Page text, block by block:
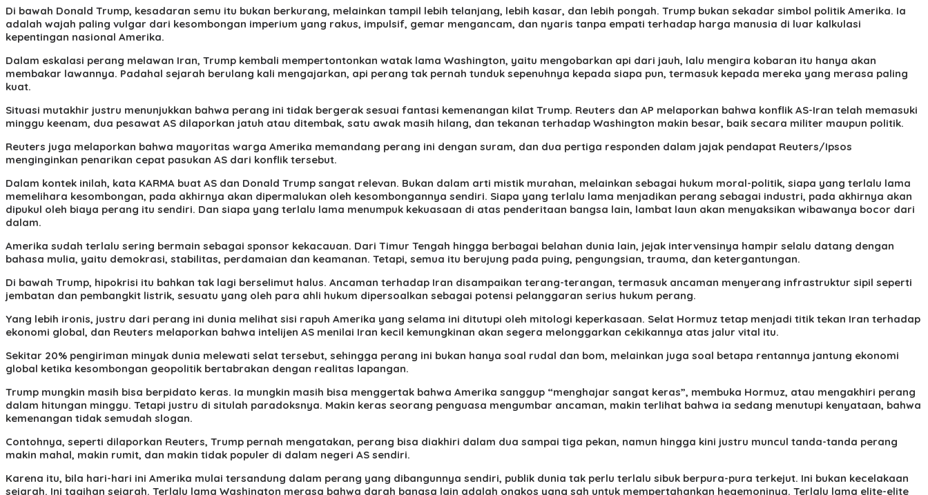
Di bawah Donald Trump, kesadaran semu itu bukan berkurang, melainkan tampil lebih telanjang, lebih kasar, dan lebih pongah. Trump bukan sekadar simbol politik Amerika. Ia
adalah wajah paling vulgar dari kesombongan imperium yang rakus, impulsif, gemar mengancam, dan nyaris tanpa empati terhadap harga manusia di luar kalkulasi
kepentingan nasional Amerika.
Dalam eskalasi perang melawan Iran, Trump kembali mempertontonkan watak lama Washington, yaitu mengobarkan api dari jauh, lalu mengira kobaran itu hanya akan
membakar lawannya. Padahal sejarah berulang kali mengajarkan, api perang tak pernah tunduk sepenuhnya kepada siapa pun, termasuk kepada mereka yang merasa paling
kuat.
Situasi mutakhir justru menunjukkan bahwa perang ini tidak bergerak sesuai fantasi kemenangan kilat Trump. Reuters dan AP melaporkan bahwa konflik AS-Iran telah memasuki
minggu keenam, dua pesawat AS dilaporkan jatuh atau ditembak, satu awak masih hilang, dan tekanan terhadap Washington makin besar, baik secara militer maupun politik.
Reuters juga melaporkan bahwa mayoritas warga Amerika memandang perang ini dengan suram, dan dua pertiga responden dalam jajak pendapat Reuters/Ipsos
menginginkan penarikan cepat pasukan AS dari konflik tersebut.
Dalam kontek inilah, kata KARMA buat AS dan Donald Trump sangat relevan. Bukan dalam arti mistik murahan, melainkan sebagai hukum moral-politik, siapa yang terlalu lama
memelihara kesombongan, pada akhirnya akan dipermalukan oleh kesombongannya sendiri. Siapa yang terlalu lama menjadikan perang sebagai industri, pada akhirnya akan
dipukul oleh biaya perang itu sendiri. Dan siapa yang terlalu lama menumpuk kekuasaan di atas penderitaan bangsa lain, lambat laun akan menyaksikan wibawanya bocor dari
dalam.
Amerika sudah terlalu sering bermain sebagai sponsor kekacauan. Dari Timur Tengah hingga berbagai belahan dunia lain, jejak intervensinya hampir selalu datang dengan
bahasa mulia, yaitu demokrasi, stabilitas, perdamaian dan keamanan. Tetapi, semua itu berujung pada puing, pengungsian, trauma, dan ketergantungan.
Di bawah Trump, hipokrisi itu bahkan tak lagi berselimut halus. Ancaman terhadap Iran disampaikan terang-terangan, termasuk ancaman menyerang infrastruktur sipil seperti
jembatan dan pembangkit listrik, sesuatu yang oleh para ahli hukum dipersoalkan sebagai potensi pelanggaran serius hukum perang.
Yang lebih ironis, justru dari perang ini dunia melihat sisi rapuh Amerika yang selama ini ditutupi oleh mitologi keperkasaan. Selat Hormuz tetap menjadi titik tekan Iran terhadap
ekonomi global, dan Reuters melaporkan bahwa intelijen AS menilai Iran kecil kemungkinan akan segera melonggarkan cekikannya atas jalur vital itu.
Sekitar 20% pengiriman minyak dunia melewati selat tersebut, sehingga perang ini bukan hanya soal rudal dan bom, melainkan juga soal betapa rentannya jantung ekonomi
global ketika kesombongan geopolitik bertabrakan dengan realitas lapangan.
Trump mungkin masih bisa berpidato keras. Ia mungkin masih bisa menggertak bahwa Amerika sanggup “menghajar sangat keras”, membuka Hormuz, atau mengakhiri perang
dalam hitungan minggu. Tetapi justru di situlah paradoksnya. Makin keras seorang penguasa mengumbar ancaman, makin terlihat bahwa ia sedang menutupi kenyataan, bahwa
kemenangan tidak semudah slogan.
Contohnya, seperti dilaporkan Reuters, Trump pernah mengatakan, perang bisa diakhiri dalam dua sampai tiga pekan, namun hingga kini justru muncul tanda-tanda perang
makin mahal, makin rumit, dan makin tidak populer di dalam negeri AS sendiri.
Karena itu, bila hari-hari ini Amerika mulai tersandung dalam perang yang dibangunnya sendiri, publik dunia tak perlu terlalu sibuk berpura-pura terkejut. Ini bukan kecelakaan
sejarah. Ini tagihan sejarah. Terlalu lama Washington merasa bahwa darah bangsa lain adalah ongkos yang sah untuk mempertahankan hegemoninya. Terlalu lama elite-elite